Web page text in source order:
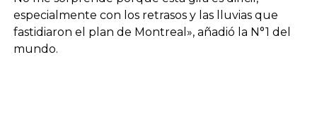
especialmente con los retrasos y las lluvias que
fastidiaron el plan de Montreal», añadió la N°1 del
mundo.